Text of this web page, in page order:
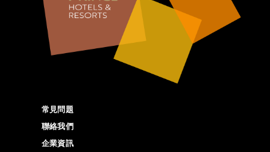
常見問題
聯絡我們
企業資訊